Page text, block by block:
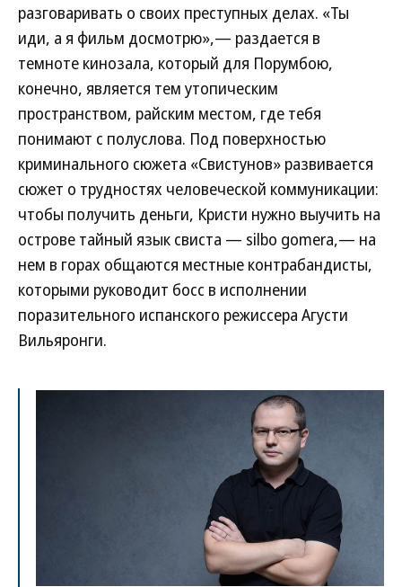
разговаривать о своих преступных делах. «Ты
иди, а я фильм досмотрю»,— раздается в
темноте кинозала, который для Порумбою,
конечно, является тем утопическим
пространством, райским местом, где тебя
понимают с полуслова. Под поверхностью
криминального сюжета «Свистунов» развивается
сюжет о трудностях человеческой коммуникации:
чтобы получить деньги, Кристи нужно выучить на
острове тайный язык свиста — silbo gomera,— на
нем в горах общаются местные контрабандисты,
которыми руководит босс в исполнении
поразительного испанского режиссера Агусти
Вильяронги.